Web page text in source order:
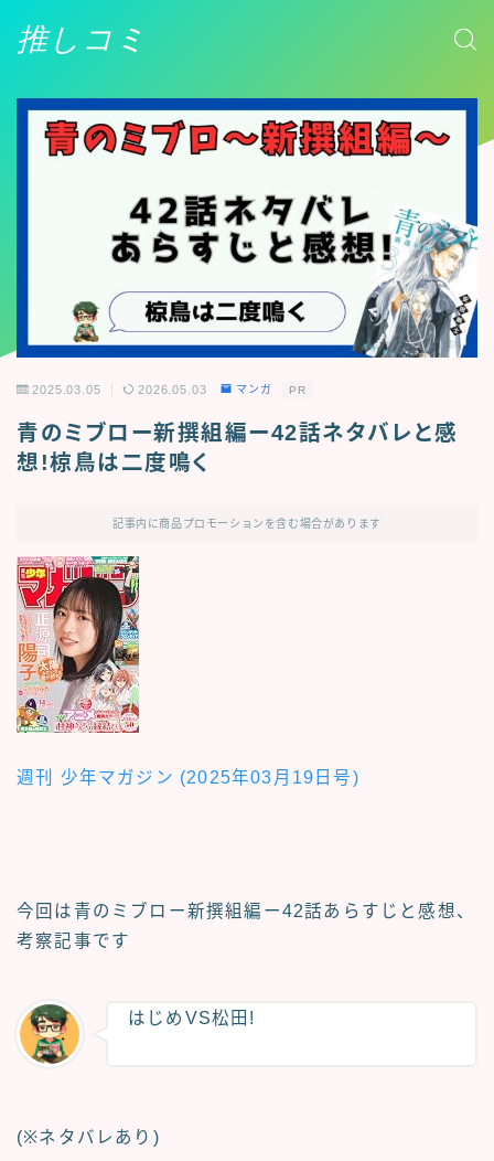
推しコミ
2025.03.05 2026.05.03 マンガ PR
青のミブロー新撰組編ー42話ネタバレと感
想!椋鳥は二度鳴く
記事内に商品プロモーションを含む場合があります
週刊 少年マガジン (2025年03月19日号)
今回は青のミブロー新撰組編ー42話あらすじと感想、
考察記事です
はじめVS松田!
(※ネタバレあり)